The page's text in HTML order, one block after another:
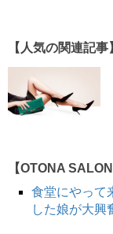
【人気の関連記事
【OTONA
食堂にやって
した娘が大興